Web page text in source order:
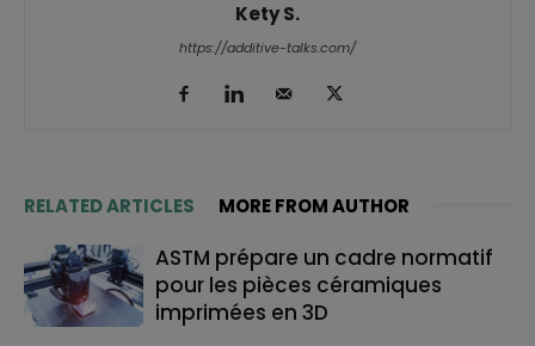
Kety S.
https://additive-talks.com/
RELATED ARTICLES MORE FROM AUTHOR
ASTM prépare un cadre normatif
pour les pièces céramiques
imprimées en 3D